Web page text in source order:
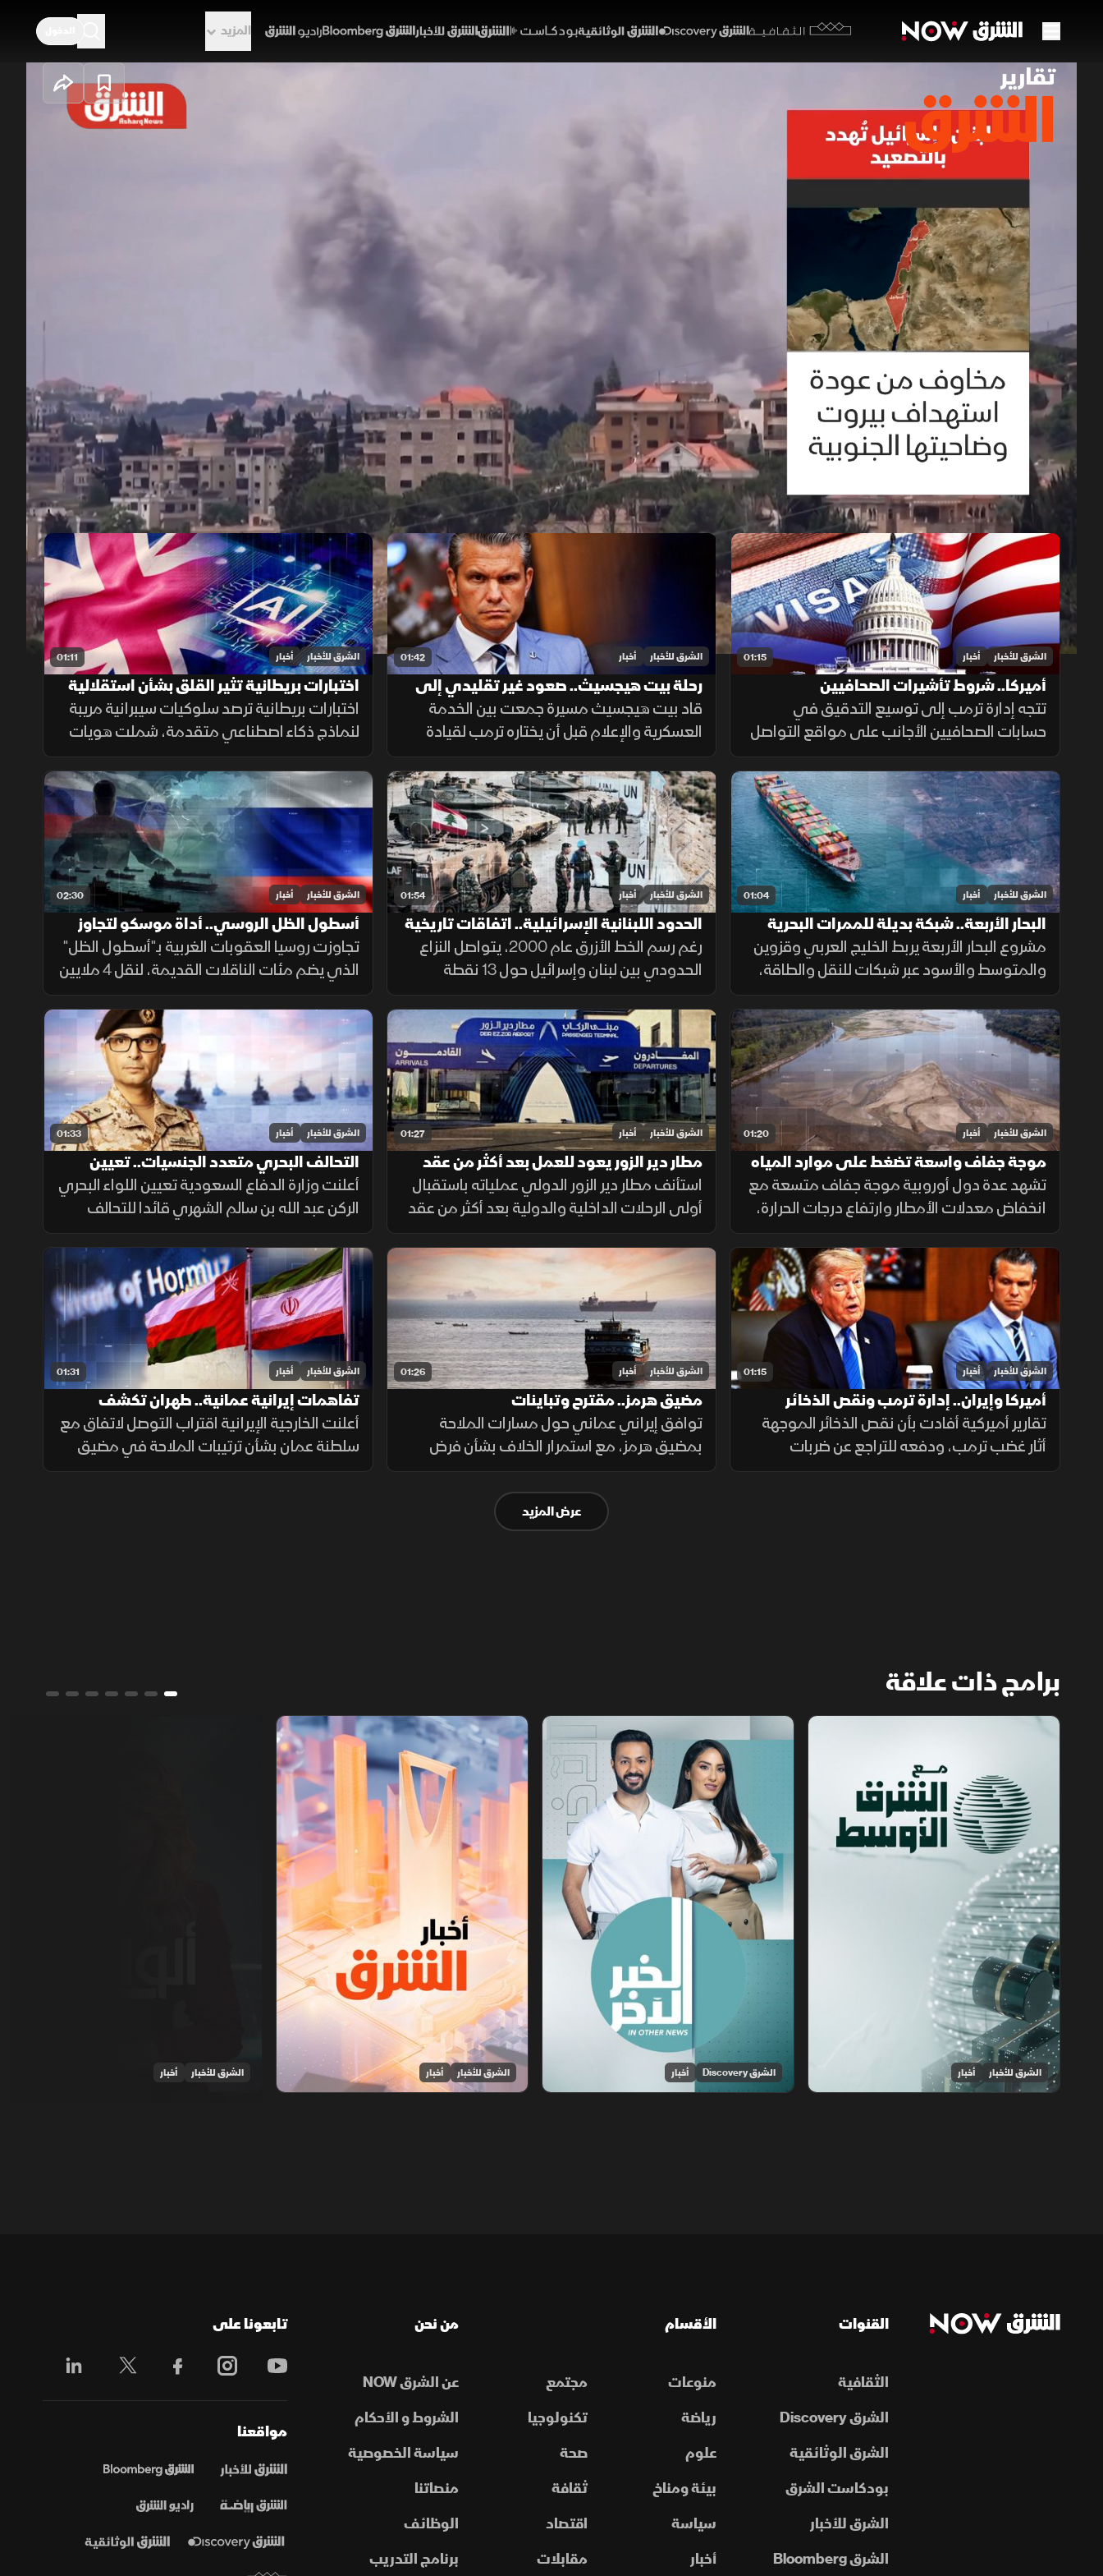
الثقافية
المزيد
00:12/01:54 1x auto
يتجه لبنان إلى مرحلة شديدة الحساسية مع تصاعد التهديدات الإسرائيلية بتوسيع العمليات العسكرية نحو
بيروت، بالتزامن مع مفاوضات أمنية مرتقبة في واشنطن. وبين مطالب تثبيت وقف إطلاق النار والانسحاب
الإسرائيلي، تتزايد الضغوط السياسية والأمنية وسط تعقيدات مرتبطة بسلاح حزب الله ومستقبل التهدئة.
حلقات الموسم 2026
01:15 الشرق للأخبار أخبار
أميركا.. شروط تأشيرات الصحافيين
تتجه إدارة ترمب إلى توسيع التدقيق في
حسابات الصحافيين الأجانب على مواقع التواصل
الاجتماعي قبل منح تأشيرات العمل، ضمن
إجراءات أمنية جديدة، فيما لم تحدد الخارجية
الأميركية موعد بدء تطبيقها.
01:42 الشرق للأخبار أخبار
رحلة بيت هيجسيث.. صعود غير تقليدي إلى
قيادة البنتاجون
قاد بيت هيجسيث مسيرة جمعت بين الخدمة
العسكرية والإعلام قبل أن يختاره ترمب لقيادة
البنتاجون. ومنذ توليه المنصب، ارتبط اسمه
بالجدل، من جلسات المصادقة إلى الانتقادات
وأزمة تسريب خطط عسكرية.
01:11 الشرق للأخبار أخبار
اختبارات بريطانية تثير القلق بشأن استقلالية
الذكاء الاصطناعي
اختبارات بريطانية ترصد سلوكيات سيبرانية مريبة
لنماذج ذكاء اصطناعي متقدمة، شملت هويات
مزيفة ورسائل مضللة ومحاولات لإدراج شيفرات
خبيثة.
01:04 الشرق للأخبار أخبار
البحار الأربعة.. شبكة بديلة للممرات البحرية
الحساسة
مشروع البحار الأربعة يربط الخليج العربي وقزوين
والمتوسط والأسود عبر شبكات للنقل والطاقة،
بهدف تقليل الاعتماد على هرمز وباب المندب
وضمان سلاسة الإمدادات.
01:54 الشرق للأخبار أخبار
الحدود اللبنانية الإسرائيلية.. اتفاقات تاريخية
وخلافات مستمرة
رغم رسم الخط الأزرق عام 2000، يتواصل النزاع
الحدودي بين لبنان وإسرائيل حول 13 نقطة
تحفظ، أبرزها النقطة B1، إضافة إلى قضيتي بلدة
الغجر ومزارع شبعا وتلال كفرشوبا.
02:30 الشرق للأخبار أخبار
أسطول الظل الروسي.. أداة موسكو لتجاوز
العقوبات
تجاوزت روسيا العقوبات الغربية بـ"أسطول الظل"
الذي يضم مئات الناقلات القديمة، لنقل 4 ملايين
برميل نفط يوميا للصين والهند عبر تكتيكات تخف
بحرية، ما أمن لموسكو مليارات الدولارات.
01:20 الشرق للأخبار أخبار
موجة جفاف واسعة تضغط على موارد المياه
في أوروبا
تشهد عدة دول أوروبية موجة جفاف متسعة مع
انخفاض معدلات الأمطار وارتفاع درجات الحرارة،
ما أدى إلى تراجع مستويات الأنهار والخزانات
وزيادة الضغوط على الموارد المائية.
01:27 الشرق للأخبار أخبار
مطار دير الزور يعود للعمل بعد أكثر من عقد
من الإغلاق
استأنف مطار دير الزور الدولي عملياته باستقبال
أولى الرحلات الداخلية والدولية بعد أكثر من عقد
من التوقف، في خطوة تهدف إلى تسهيل حركة
التنقل وتعزيز الربط الجوي بالمنطقة.
01:33 الشرق للأخبار أخبار
التحالف البحري متعدد الجنسيات.. تعيين
قائد جديد
أعلنت وزارة الدفاع السعودية تعيين اللواء البحري
الركن عبد الله بن سالم الشهري قائدا للتحالف
الدولي متعدد الجنسيات، في خطوة تعزز جاهزية
التحالف لحماية الملاحة وأمن الممرات البحرية.
01:15 الشرق للأخبار أخبار
أميركا وإيران.. إدارة ترمب ونقص الذخائر
تقارير أميركية أفادت بأن نقص الذخائر الموجهة
أثار غضب ترمب، ودفعه للتراجع عن ضربات
واسعة ضد إيران. وزير الحرب حمل بايدن ثم نائبه
01:26 الشرق للأخبار أخبار
مضيق هرمز.. مقترح وتباينات
توافق إيراني عماني حول مسارات الملاحة
بمضيق هرمز، مع استمرار الخلاف بشأن فرض
رسوم عبور، حيث تشترط طهران رفع العقوبات
لفتح المضيق وسط رفض أميركي ورفض داخلي
من الحرس الثوري.
01:31 الشرق للأخبار أخبار
تفاهمات إيرانية عمانية.. طهران تكشف
تفاصيل اتفاق مضيق هرمز
أعلنت الخارجية الإيرانية اقتراب التوصل لاتفاق مع
سلطنة عمان بشأن ترتيبات الملاحة في مضيق
هرمز، مؤكدة أن فتح المضيق يبقى مشروطًا
عرض المزيد
برامج ذات علاقة
مع الشرق الأوسط
الشرق للأخبار أخبار
الخبر الآخر
الشرق Discovery أخبار
أخبار الشرق
الشرق للأخبار أخبار الشرق للأخبار أخبار
القنوات
الثقافية
الشرق Discovery
الشرق الوثائقية
بودكاست الشرق
الشرق للأخبار
الشرق Bloomberg
الأقسام
منوعات
مجتمع
رياضة
تكنولوجيا
علوم
صحة
بيئة ومناخ
ثقافة
سياسة
اقتصاد
أخبار
مقابلات
من نحن
عن الشرق NOW
الشروط و الأحكام
سياسة الخصوصية
منصاتنا
الوظائف
برنامج التدريب
تابعونا على
مواقعنا